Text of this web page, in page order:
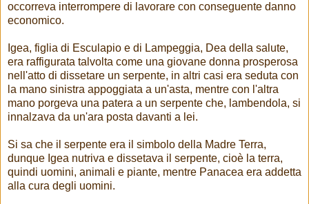
occorreva interrompere di lavorare con conseguente danno
economico.
Igea, figlia di Esculapio e di Lampeggia, Dea della salute,
era raffigurata talvolta come una giovane donna prosperosa
nell'atto di dissetare un serpente, in altri casi era seduta con
la mano sinistra appoggiata a un'asta, mentre con l'altra
mano porgeva una patera a un serpente che, lambendola, si
innalzava da un'ara posta davanti a lei.
Si sa che il serpente era il simbolo della Madre Terra,
dunque Igea nutriva e dissetava il serpente, cioè la terra,
quindi uomini, animali e piante, mentre Panacea era addetta
alla cura degli uomini.